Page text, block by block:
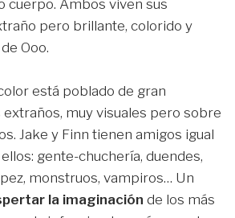
cuerpo. Ambos viven sus
pero brillante, colorido y
Ooo.
está poblado de gran
muy visuales pero sobre
Jake y Finn tienen amigos igual
gente-chuchería, duendes,
monstruos, vampiros… Un
la imaginación de los más